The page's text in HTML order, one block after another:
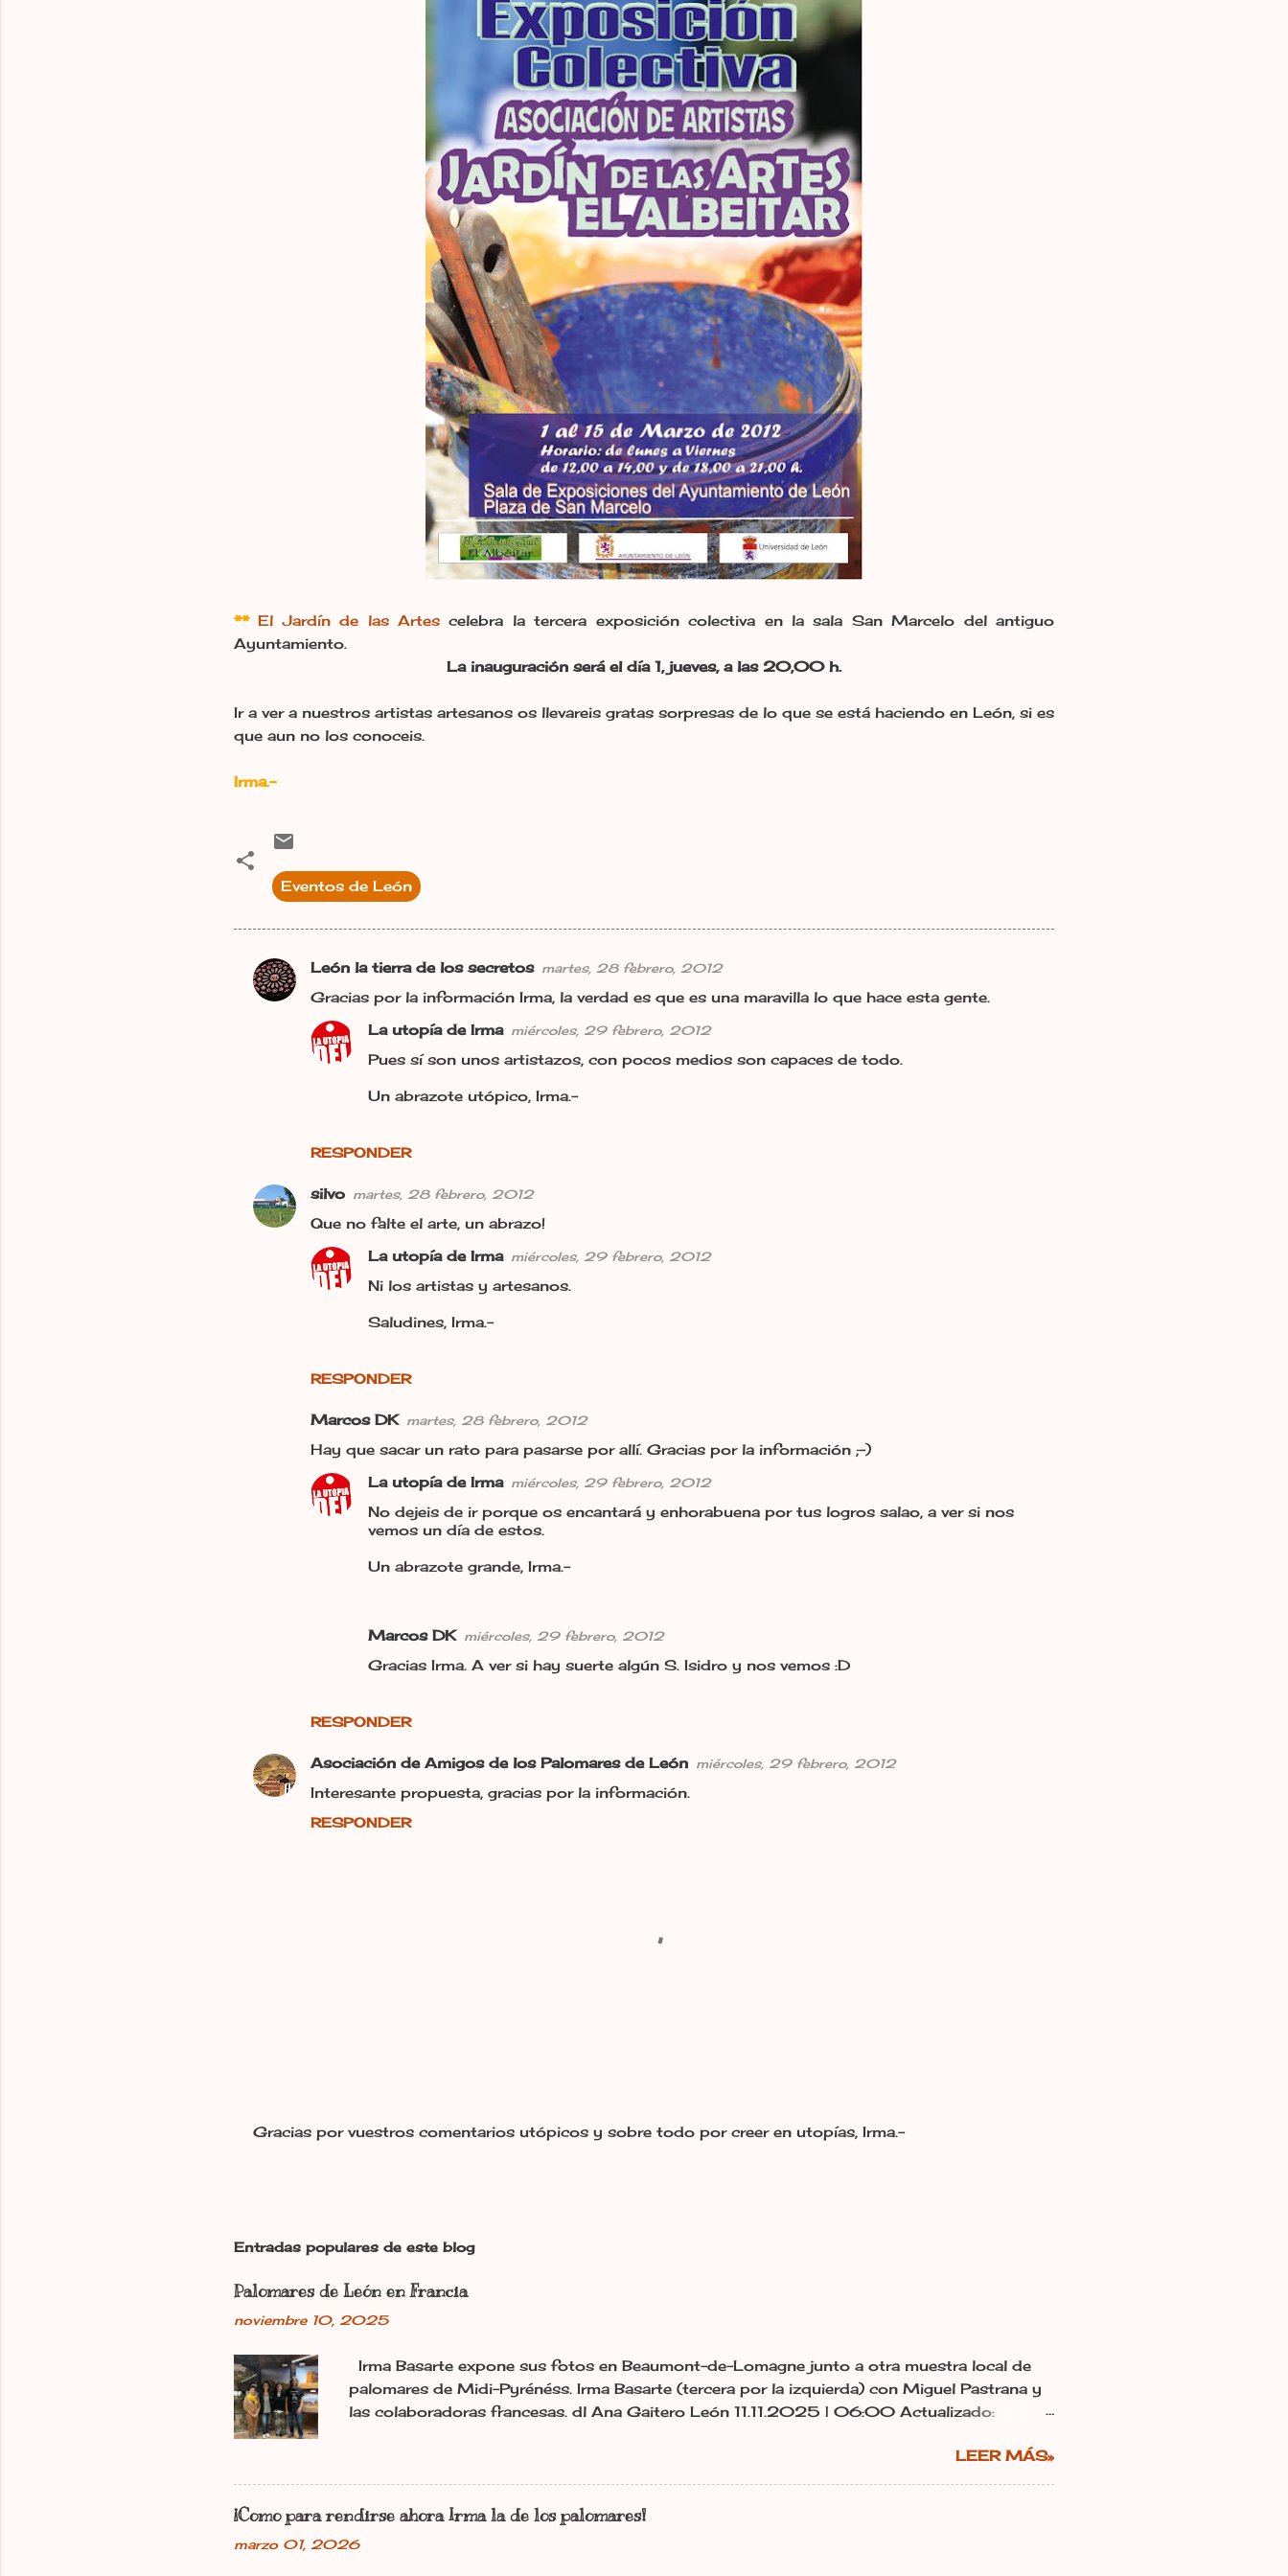
** El Jardín de las Artes celebra la tercera exposición colectiva en la sala San Marcelo del antiguo
Ayuntamiento.
La inauguración será el día 1, jueves, a las 20,00 h.
Ir a ver a nuestros artistas artesanos os llevareis gratas sorpresas de lo que se está haciendo en León, si es
que aun no los conoceis.
Irma.-
Eventos de León
C
o
i
o
León la tierra de los secretos martes, 28 febrero, 2012
Gracias por la información Irma, la verdad es que es una maravilla lo que hace esta gente.
RESPONDER
La utopía de Irma miércoles, 29 febrero, 2012
Pues sí son unos artistazos, con pocos medios son capaces de todo.
Un abrazote utópico, Irma.-
silvo martes, 28 febrero, 2012
Que no falte el arte, un abrazo!
RESPONDER
La utopía de Irma miércoles, 29 febrero, 2012
Ni los artistas y artesanos.
Saludines, Irma.-
Marcos DK martes, 28 febrero, 2012
Hay que sacar un rato para pasarse por allí. Gracias por la información ;-)
RESPONDER
La utopía de Irma miércoles, 29 febrero, 2012
No dejeis de ir porque os encantará y enhorabuena por tus logros salao, a ver si nos
vemos un día de estos.
Un abrazote grande, Irma.-
Marcos DK miércoles, 29 febrero, 2012
Gracias Irma. A ver si hay suerte algún S. Isidro y nos vemos :D
Asociación de Amigos de los Palomares de León miércoles, 29 febrero, 2012
Interesante propuesta, gracias por la información.
RESPONDER
c
u
n
o
m
e
n
t
a
Gracias por vuestros comentarios utópicos y sobre todo por creer en utopías, Irma.-
Entradas populares de este blog
Palomares de León en Francia
noviembre 10, 2025
Irma Basarte expone sus fotos en Beaumont-de-Lomagne junto a otra muestra local de
palomares de Midi-Pyrénéss. Irma Basarte (tercera por la izquierda) con Miguel Pastrana y
las colaboradoras francesas. dl Ana Gaitero León 11.11.2025 | 06:00 Actualizado:
Basarte Diez traspasa los Pirineos. Y se ha plantado en Francia con los palomares de León.
«Les pigeonniers de la région de León» es el título de la exposición que se abrió este lunes
en la Cave de la Maison Fermant de la localidad francesa de Beaumont-de-Lomagne que,
desde octubre, exhibe una muestra de conventillos de la región del Midi-Pyrénéss en otra
sala. Ambas están promovidas por la Comunidad de Comarcas y la Oficina de Turismo de
LEER MÁS»
¡Como para rendirse ahora Irma la de los palomares!
marzo 01, 2026